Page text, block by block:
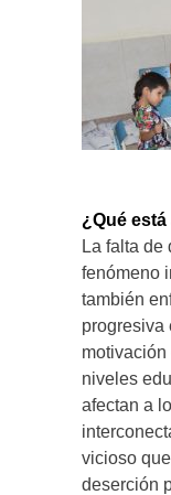
¿Qué
La falta de
fenómeno
también
progresiva
motivación
niveles
afectan a
vicioso
deserción